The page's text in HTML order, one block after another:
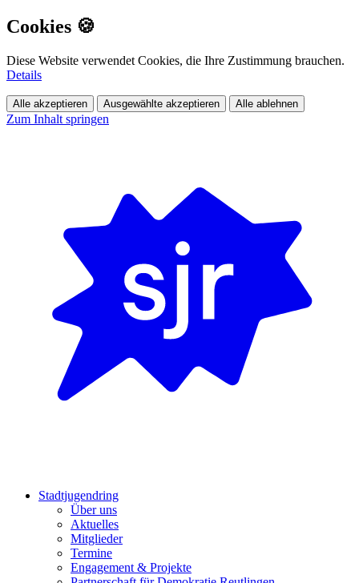
Cookies 🍪
Diese Website verwendet Cookies, die Ihre Zustimmung brauchen.
Details
Alle akzeptieren Ausgewählte akzeptieren Alle ablehnen
Zum Inhalt springen
Stadtjugendring
Über uns
Aktuelles
Mitglieder
Termine
Engagement & Projekte